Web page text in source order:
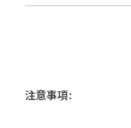
注意事項: